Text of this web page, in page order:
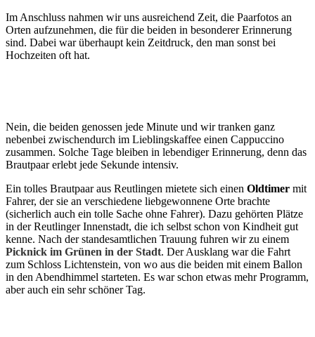
Im Anschluss nahmen wir uns ausreichend Zeit, die Paarfotos an
Orten aufzunehmen, die für die beiden in besonderer Erinnerung
sind. Dabei war überhaupt kein Zeitdruck, den man sonst bei
Hochzeiten oft hat.
Nein, die beiden genossen jede Minute und wir tranken ganz
nebenbei zwischendurch im Lieblingskaffee einen Cappuccino
zusammen. Solche Tage bleiben in lebendiger Erinnerung, denn das
Brautpaar erlebt jede Sekunde intensiv.
Ein tolles Brautpaar aus Reutlingen mietete sich einen Oldtimer mit
Fahrer, der sie an verschiedene liebgewonnene Orte brachte
(sicherlich auch ein tolle Sache ohne Fahrer). Dazu gehörten Plätze
in der Reutlinger Innenstadt, die ich selbst schon von Kindheit gut
kenne. Nach der standesamtlichen Trauung fuhren wir zu einem
Picknick im Grünen in der Stadt. Der Ausklang war die Fahrt
zum Schloss Lichtenstein, von wo aus die beiden mit einem Ballon
in den Abendhimmel starteten. Es war schon etwas mehr Programm,
aber auch ein sehr schöner Tag.